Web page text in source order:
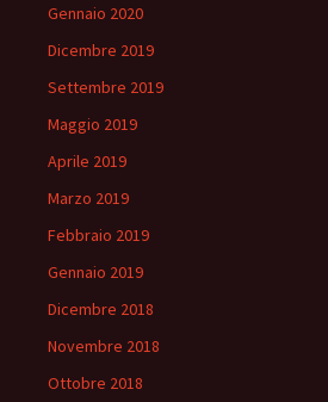
Gennaio 2020
Dicembre 2019
Settembre 2019
Maggio 2019
Aprile 2019
Marzo 2019
Febbraio 2019
Gennaio 2019
Dicembre 2018
Novembre 2018
Ottobre 2018